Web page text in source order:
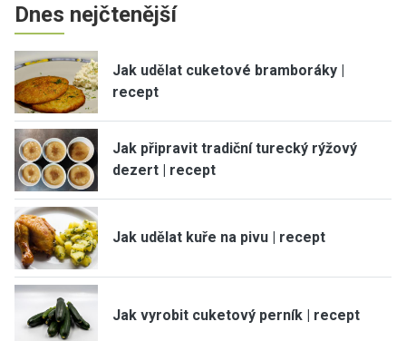
Dnes nejčtenější
Jak udělat cuketové bramboráky |
recept
Jak připravit tradiční turecký rýžový
dezert | recept
Jak udělat kuře na pivu | recept
Jak vyrobit cuketový perník | recept